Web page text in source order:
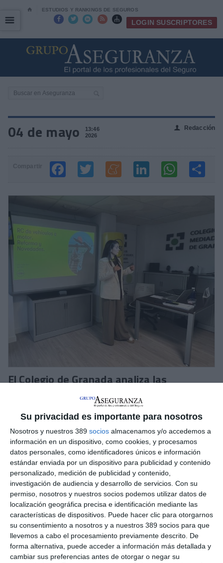
Su privacidad es importante para nosotros
Nosotros y nuestros 389 socios almacenamos y/o accedemos a
información en un dispositivo, como cookies, y procesamos
datos personales, como identificadores únicos e información
estándar enviada por un dispositivo para publicidad y contenido
personalizado, medición de publicidad y contenido,
investigación de audiencia y desarrollo de servicios. Con su
permiso, nosotros y nuestros socios podemos utilizar datos de
localización geográfica precisa e identificación mediante las
características de dispositivos. Puede hacer clic para otorgarnos
su consentimiento a nosotros y a nuestros 389 socios para que
llevemos a cabo el procesamiento previamente descrito. De
forma alternativa, puede acceder a información más detallada y
cambiar sus preferencias antes de otorgar o negar su
⌂ ESTUDIOS Y RANKINGS DE SEGUROS
     LOGIN SUSCRIPTORES
☰
☰
04 de mayo
13:46
2026
👤 Redacción
El Colegio de Granada analiza las
novedades legislativas del sector de la
Colegio de Granadacelebró una jornada de formación
analizar lasnovedades legislativasdel sector.
La jornada, eminentemente práctica, fue impartida porJuan
Carlos Lopera,director Asesoría Jurídica de Siniestros ARAG
Marta Dueñas , gestora Comercial Territorio Oeste /
Operaciones, acompañados representando a la compañía por
José Luis Jiménez
José Julio Moyano
comercial de ARAG y contó con la participación de más de 30
colegiados.
Por parte del Colegio de Mediadores asistió gran parte de la
junta de gobierno, encabezada por su presidenta,Laura
Molero, que ejerció de anfitriona y agradeció a ARAG, una vez
más, su colaboración con el Colegio granadino.